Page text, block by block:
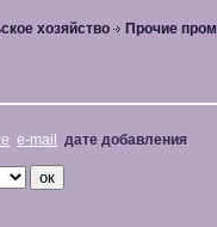
хозяйство
Прочие
e-mail дате добавления